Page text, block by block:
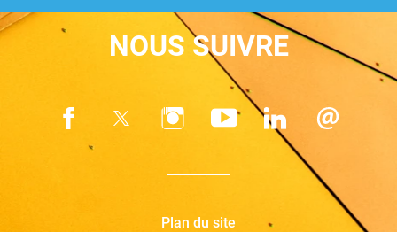
NOUS SUIVRE
Plan du site